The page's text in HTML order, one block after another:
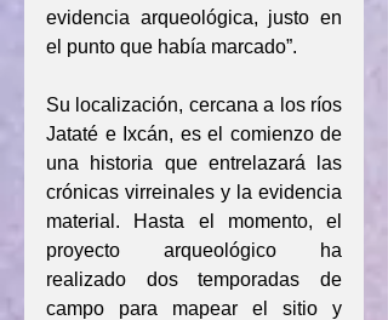
evidencia arqueológica, justo en
el punto que había marcado”.
Su localización, cercana a los ríos
Jataté e Ixcán, es el comienzo de
una historia que entrelazará las
crónicas virreinales y la evidencia
material. Hasta el momento, el
proyecto arqueológico ha
realizado dos temporadas de
campo para mapear el sitio y